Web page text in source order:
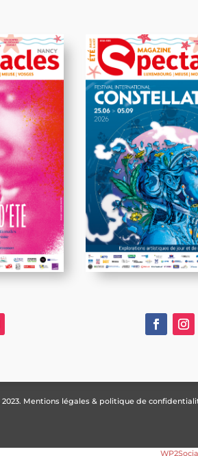
Mentions légales & politique de